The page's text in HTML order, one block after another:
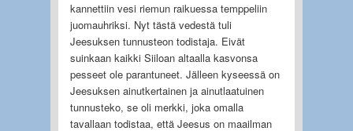
kannettiin vesi riemun raikuessa temppeliin
juomauhriksi. Nyt tästä vedestä tuli
Jeesuksen tunnusteon todistaja. Eivät
suinkaan kaikki Siiloan altaalla kasvonsa
pesseet ole parantuneet. Jälleen kyseessä on
Jeesuksen ainutkertainen ja ainutlaatuinen
tunnusteko, se oli merkki, joka omalla
tavallaan todistaa, että Jeesus on maailman